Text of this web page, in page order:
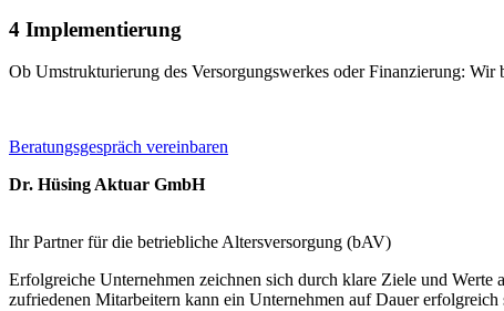
4 Implementierung
Ob Umstrukturierung des Versorgungswerkes oder Finanzierung: Wir
Beratungsgespräch vereinbaren
Dr. Hüsing Aktuar GmbH
Ihr Partner für die betriebliche Altersversorgung (bAV)
Erfolgreiche Unternehmen zeichnen sich durch klare Ziele und
zufriedenen Mitarbeitern kann ein Unternehmen auf Dauer erfolgreich